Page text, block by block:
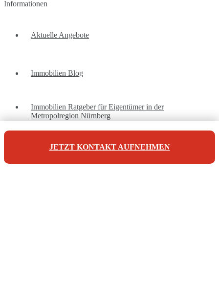
JETZT KONTAKT AUFNEHMEN
Informationen
Aktuelle Angebote
Immobilien Blog
Immobilien Ratgeber für Eigentümer in der
Metropolregion Nürnberg
Unsere Referenzen